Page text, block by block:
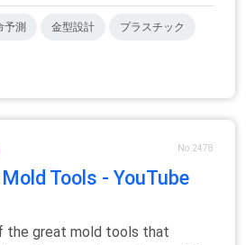
予測 金型設計 プラスチック
No.2478
Tools - YouTube
the great mold tools that